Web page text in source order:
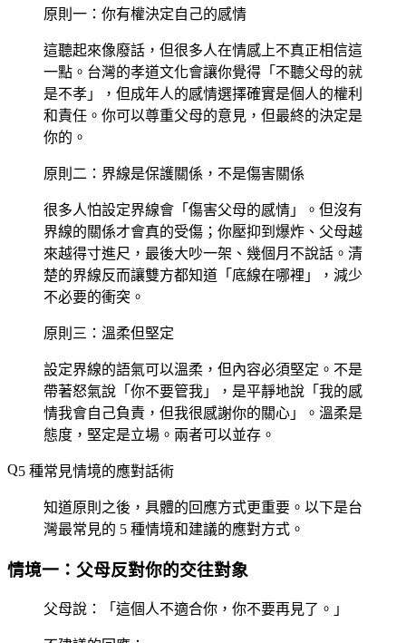
原則一：你有權決定自己的感情
這聽起來像廢話，但很多人在情感上不真正相信這
一點。台灣的孝道文化會讓你覺得「不聽父母的就
是不孝」，但成年人的感情選擇確實是個人的權利
和責任。你可以尊重父母的意見，但最終的決定是
你的。
原則二：界線是保護關係，不是傷害關係
很多人怕設定界線會「傷害父母的感情」。但沒有
界線的關係才會真的受傷；你壓抑到爆炸、父母越
來越得寸進尺，最後大吵一架、幾個月不說話。清
楚的界線反而讓雙方都知道「底線在哪裡」，減少
不必要的衝突。
原則三：溫柔但堅定
設定界線的語氣可以溫柔，但內容必須堅定。不是
帶著怒氣說「你不要管我」，是平靜地說「我的感
情我會自己負責，但我很感謝你的關心」。溫柔是
態度，堅定是立場。兩者可以並存。
5 種常見情境的應對話術
知道原則之後，具體的回應方式更重要。以下是台
灣最常見的 5 種情境和建議的應對方式。
情境一：父母反對你的交往對象
父母說：「這個人不適合你，你不要再見了。」